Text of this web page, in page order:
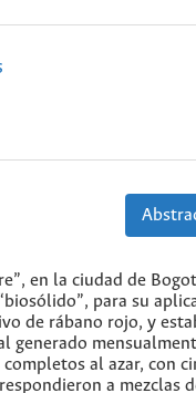
en la ciudad de
para su
de rábano rojo, y
generado
al azar, con
a mezclas